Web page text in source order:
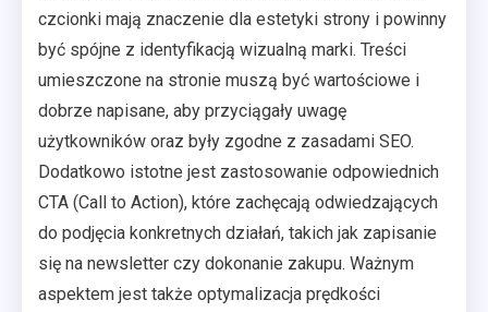
czcionki mają znaczenie dla estetyki strony i powinny
być spójne z identyfikacją wizualną marki. Treści
umieszczone na stronie muszą być wartościowe i
dobrze napisane, aby przyciągały uwagę
użytkowników oraz były zgodne z zasadami SEO.
Dodatkowo istotne jest zastosowanie odpowiednich
CTA (Call to Action), które zachęcają odwiedzających
do podjęcia konkretnych działań, takich jak zapisanie
się na newsletter czy dokonanie zakupu. Ważnym
aspektem jest także optymalizacja prędkości